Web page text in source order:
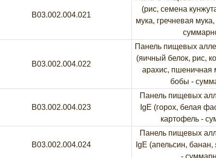
B03.002.004.021
(рис, семена
мука, гречневая
B03.002.004.022
Панель пищевых
(яичный белок, рис,
aрахис, пшеничная
бобы -
B03.002.004.023
Панель пищевых
IgE (горох, белая
картофель -
B03.002.004.024
Панель пищевых
IgE (апельсин, банан,
-